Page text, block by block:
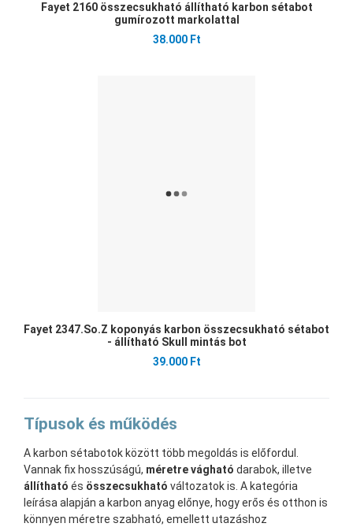
Fayet 2160 összecsukható állítható karbon sétabot
gumírozott markolattal
38.000 Ft
Fayet 2347.So.Z koponyás karbon összecsukható sétabot
- állítható Skull mintás bot
39.000 Ft
Típusok és működés
A karbon sétabotok között több megoldás is előfordul.
Vannak fix hosszúságú, méretre vágható darabok, illetve
állítható és összecsukható változatok is. A kategória
leírása alapján a karbon anyag előnye, hogy erős és otthon is
könnyen méretre szabható, emellett utazáshoz